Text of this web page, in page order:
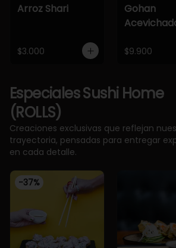
Arroz Shari
$3.000
Gohan
$9.900
Especiales Sushi Home
(ROLLS)
Creaciones exclusivas que reflejan
trayectoria, pensadas para entregar
en cada detalle.
-37%